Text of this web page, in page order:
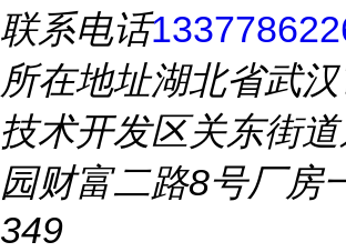
联系电话
所在地址湖北省武
技术开发区关东街
园财富二路8号厂房
349